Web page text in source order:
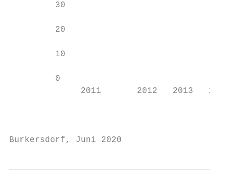
         30
         20
         10
         0
2011       2012   2013
Burkersdorf, Juni 2020